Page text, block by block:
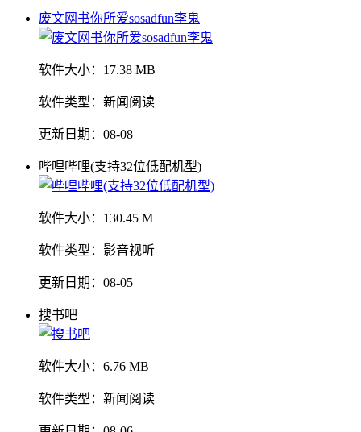
废文网书你所爱sosadfun李鬼
软件大小： 17.38 MB
软件类型： 新闻阅读
更新日期： 08-08
哔哩哔哩(支持32位低配机型)
软件大小： 130.45 M
软件类型： 影音视听
更新日期： 08-05
搜书吧
软件大小： 6.76 MB
软件类型： 新闻阅读